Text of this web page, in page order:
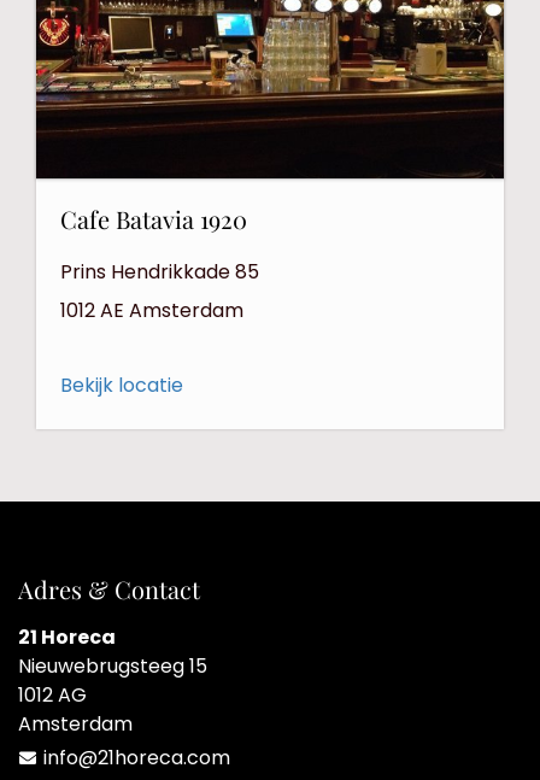
Cafe Batavia 1920
Prins Hendrikkade 85
1012 AE Amsterdam
Bekijk locatie
Adres & Contact
21 Horeca
Nieuwebrugsteeg 15
1012 AG
Amsterdam
info@21horeca.com